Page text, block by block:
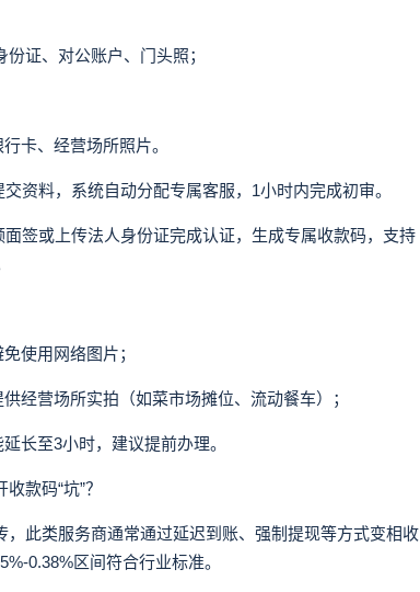
证、对公账户、门头照；
、经营场所照片。
料，系统自动分配专属客服，1小时内完成初审。
或上传法人身份证完成认证，生成专属收款码，支持
使用网络图片；
营场所实拍（如菜市场摊位、流动餐车）；
至3小时，建议提前办理。
款码“坑”？
此类服务商通常通过延迟到账、强制提现等方式变相收
0.38%区间符合行业标准。